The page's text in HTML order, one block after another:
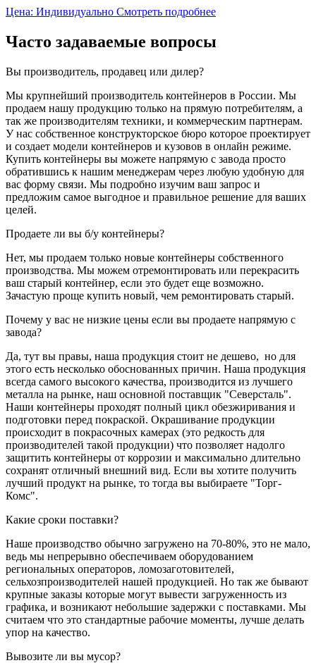
Цена: Индивидуально Смотреть подробнее
Часто задаваемые вопросы
Вы производитель, продавец или дилер?
Мы крупнейший производитель контейнеров в России. Мы
продаем нашу продукцию только на прямую потребителям, а
так же производителям техники, и коммерческим партнерам.
У нас собственное конструкторское бюро которое проектирует
и создает модели контейнеров и кузовов в онлайн режиме.
Купить контейнеры вы можете напрямую с завода просто
обратившись к нашим менеджерам через любую удобную для
вас форму связи. Мы подробно изучим ваш запрос и
предложим самое выгодное и правильное решение для ваших
целей.
Продаете ли вы б/у контейнеры?
Нет, мы продаем только новые контейнеры собственного
производства. Мы можем отремонтировать или перекрасить
ваш старый контейнер, если это будет еще возможно.
Зачастую проще купить новый, чем ремонтировать старый.
Почему у вас не низкие цены если вы продаете напрямую с
завода?
Да, тут вы правы, наша продукция стоит не дешево, но для
этого есть несколько обоснованных причин. Наша продукция
всегда самого высокого качества, производится из лучшего
металла на рынке, наш основной поставщик "Северсталь".
Наши контейнеры проходят полный цикл обезжиривания и
подготовки перед покраской. Окрашивание продукции
происходит в покрасочных камерах (это редкость для
производителей такой продукции) что позволяет надолго
защитить контейнеры от коррозии и максимально длительно
сохранят отличный внешний вид. Если вы хотите получить
лучший продукт на рынке, то тогда вы выбираете "Торг-
Комс".
Какие сроки поставки?
Наше производство обычно загружено на 70-80%, это не мало,
ведь мы непрерывно обеспечиваем оборудованием
региональных операторов, ломозаготовителей,
сельхозпроизводителей нашей продукцией. Но так же бывают
крупные заказы которые могут вывести загруженность из
графика, и возникают небольшие задержки с поставками. Мы
считаем что это стандартные рабочие моменты, лучше делать
упор на качество.
Вывозите ли вы мусор?